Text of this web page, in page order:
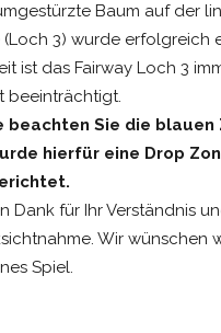
Baum auf der
(Loch 3) wurde erfolgreich
ist das Fairway Loch 3
beeinträchtigt.
beachten Sie die blauen
hierfür eine Drop
Dank für Ihr Verständnis
Wir wünschen
Spiel.